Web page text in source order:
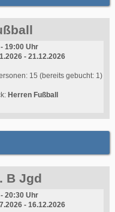
19:00 Uhr
- 21.12.2026
15 (bereits gebucht: 1)
Herren Fußball
B Jgd
20:30 Uhr
- 16.12.2026